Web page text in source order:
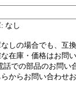
なし
しの場合でも、互
在庫・価格はお問
話での部品のお問い
らからお問い合わせ